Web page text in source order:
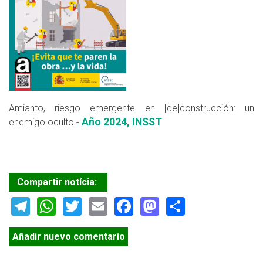
Amianto, riesgo emergente en [de]construcción: un
enemigo oculto - Año 2024, INSST
Compartir notícia:
Telegram
WhatsApp
TwitterEmailFacebook
Mastodon
Añadir nuevo comentario